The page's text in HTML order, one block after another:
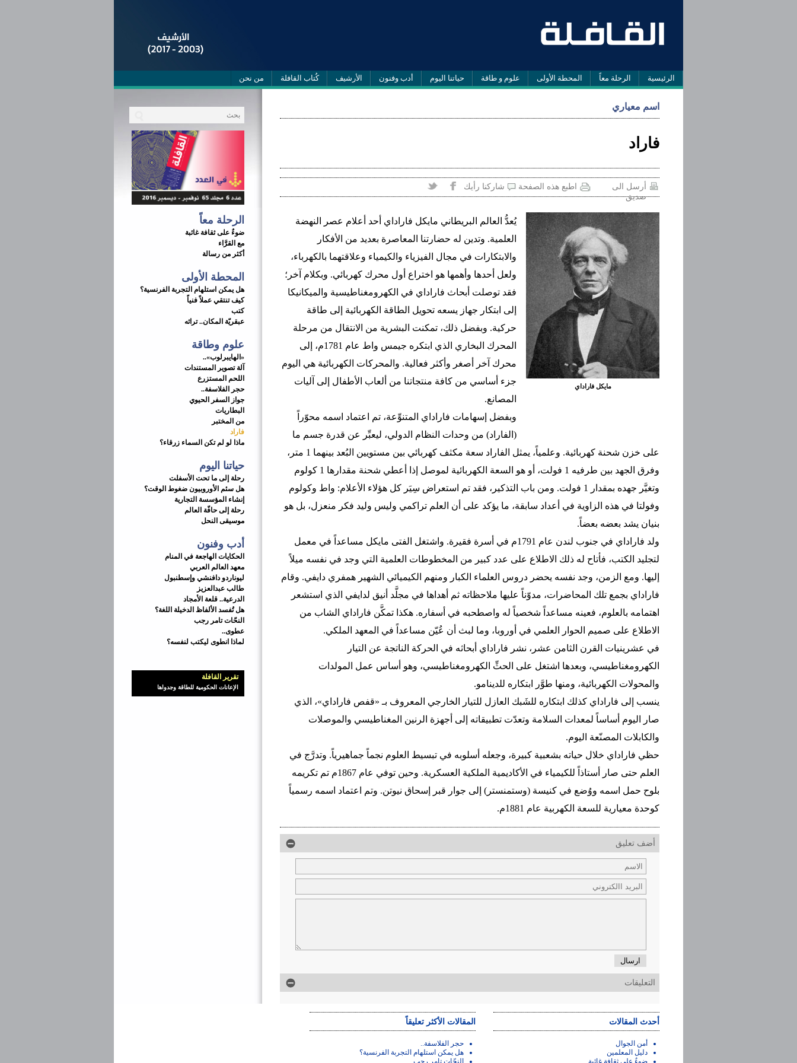
الرئيسية الرحلة معاً المحطة الأولى علوم و طاقة حياتنا اليوم أدب وفنون الأرشيف كُتاب القافلة من نحن
الرحلة معاً
ضوءٌ على ثقافة غائبة
مع القرَّاء
أكثر من رسالة
المحطة الأولى
هل يمكن استلهام التجربة الفرنسية؟
كيف تنتقي عملاً فنياً
كتب
عبقريّة المكان.. تراثه
علوم وطاقة
«الهايبرلوب»..
آلة تصوير المستندات
اللحم المستزرع
حجر الفلاسفة..
جواز السفر الحيوي
البطاريات
من المختبر
فاراد
ماذا لو لم تكن السماء زرقاء؟
حياتنا اليوم
رحلة إلى ما تحت الأسفلت
هل سئم الأوروبيون ضغوط الوقت؟
إنشاء المؤسسة التجارية
رحلة إلى حافّة العالم
موسيقى النحل
أدب وفنون
الحكايات الهاجعة في المنام
معهد العالم العربي
ليوناردو دافنشي وإسطنبول
طالب عبدالعزيز
الدرعية.. قلعة الأمجاد
هل تُفسد الألفاظ الدخيلة اللغة؟
النحّات تامر رجب
عطوى..
لماذا انطوى ليكتب لنفسه؟
تقرير القافلة
الإعانات الحكومية للطاقة وجدواها
اسم معياري
فاراد
أرسل الى
صديق
اطبع هذه الصفحة شاركنا رأيك
مايكل فاراداي
يُعدُّ العالم البريطاني مايكل فاراداي أحد أعلام عصر النهضة
العلمية. وتدين له حضارتنا المعاصرة بعديد من الأفكار
والابتكارات في مجال الفيزياء والكيمياء وعلاقتهما بالكهرباء،
ولعل أحدها وأهمها هو اختراع أول محرك كهربائي. وبكلام آخر؛
فقد توصلت أبحاث فاراداي في الكهرومغناطيسية والميكانيكا
إلى ابتكار جهاز يسعه تحويل الطاقة الكهربائية إلى طاقة
حركية. وبفضل ذلك، تمكنت البشرية من الانتقال من مرحلة
المحرك البخاري الذي ابتكره جيمس واط عام 1781م، إلى
محرك آخر أصغر وأكثر فعالية. والمحركات الكهربائية هي اليوم
جزء أساسي من كافة منتجاتنا من ألعاب الأطفال إلى آليات
المصانع.
وبفضل إسهامات فاراداي المتنوِّعة، تم اعتماد اسمه محوّراً
(الفاراد) من وحدات النظام الدولي، ليعبِّر عن قدرة جسم ما
على خزن شحنة كهربائية. وعلمياً، يمثل الفاراد سعة مكثف كهربائي بين مستويين البُعد بينهما 1 متر،
وفرق الجهد بين طرفيه 1 فولت، أو هو السعة الكهربائية لموصل إذا أعطي شحنة مقدارها 1 كولوم
وتغيَّر جهده بمقدار 1 فولت. ومن باب التذكير، فقد تم استعراض سِيَر كل هؤلاء الأعلام: واط وكولوم
وفولتا في هذه الزاوية في أعداد سابقة، ما يؤكد على أن العلم تراكمي وليس وليد فكر منعزل، بل هو
بنيان يشد بعضه بعضاً.
ولد فاراداي في جنوب لندن عام 1791م في أسرة فقيرة. واشتغل الفتى مايكل مساعداً في معمل
لتجليد الكتب، فأتاح له ذلك الاطلاع على عدد كبير من المخطوطات العلمية التي وجد في نفسه ميلاً
إليها. ومع الزمن، وجد نفسه يحضر دروس العلماء الكبار ومنهم الكيميائي الشهير همفري دايفي. وقام
فاراداي بجمع تلك المحاضرات، مدوّناً عليها ملاحظاته ثم أهداها في مجلَّد أنيق لدايفي الذي استشعر
اهتمامه بالعلوم، فعينه مساعداً شخصياً له واصطحبه في أسفاره. هكذا تمكَّن فاراداي الشاب من
الاطلاع على صميم الحوار العلمي في أوروبا، وما لبث أن عُيّن مساعداً في المعهد الملكي.
في عشرينيات القرن الثامن عشر، نشر فاراداي أبحاثه في الحركة الناتجة عن التيار
الكهرومغناطيسي، وبعدها اشتغل على الحثِّ الكهرومغناطيسي، وهو أساس عمل المولدات
والمحولات الكهربائية، ومنها طوَّر ابتكاره للدينامو.
ينسب إلى فاراداي كذلك ابتكاره للشَبك العازل للتيار الخارجي المعروف بـ «قفص فاراداي»، الذي
صار اليوم أساساً لمعدات السلامة وتعدّت تطبيقاته إلى أجهزة الرنين المغناطيسي والموصلات
والكابلات المصنّعة اليوم.
حظي فاراداي خلال حياته بشعبية كبيرة، وجعله أسلوبه في تبسيط العلوم نجماً جماهيرياً. وتدرَّج في
العلم حتى صار أستاذاً للكيمياء في الأكاديمية الملكية العسكرية. وحين توفي عام 1867م تم تكريمه
بلوح حمل اسمه ووُضع في كنيسة (وستمنستر) إلى جوار قبر إسحاق نيوتن. وتم اعتماد اسمه رسمياً
كوحدة معيارية للسعة الكهربية عام 1881م.
أضف تعليق
ارسال
التعليقات
أحدث المقالات
أمن الجوال
دليل المعلمين
ضوءٌ على ثقافة غائبة
المقالات الأكثر تعليقاً
حجر الفلاسفة..
هل يمكن استلهام التجربة الفرنسية؟
النحّات تامر رجب